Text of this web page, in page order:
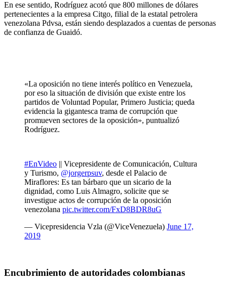
En ese sentido, Rodríguez acotó que 800 millones de dólares
pertenecientes a la empresa Citgo, filial de la estatal petrolera
venezolana Pdvsa, están siendo desplazados a cuentas de personas
de confianza de Guaidó.
«La oposición no tiene interés político en Venezuela,
por eso la situación de división que existe entre los
partidos de Voluntad Popular, Primero Justicia; queda
evidencia la gigantesca trama de corrupción que
promueven sectores de la oposición», puntualizó
Rodríguez.
#EnVideo || Vicepresidente de Comunicación, Cultura
y Turismo, @jorgerpsuv, desde el Palacio de
Miraflores: Es tan bárbaro que un sicario de la
dignidad, como Luis Almagro, solicite que se
investigue actos de corrupción de la oposición
venezolana pic.twitter.com/FxD8BDR8uG
— Vicepresidencia Vzla (@ViceVenezuela) June 17,
2019
Encubrimiento de autoridades colombianas